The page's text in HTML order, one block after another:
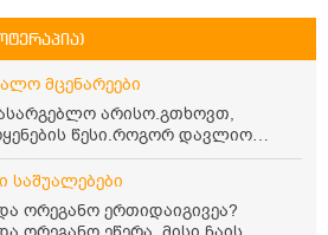
მცენარეები
არისო.გთხოვთ,
წესი.როგორ დავლიო
ლეიკოციტები მაქვს
ლეიკოციტების დონეს
საშუალებები
ორეგანო ერთიდაიგივეა?